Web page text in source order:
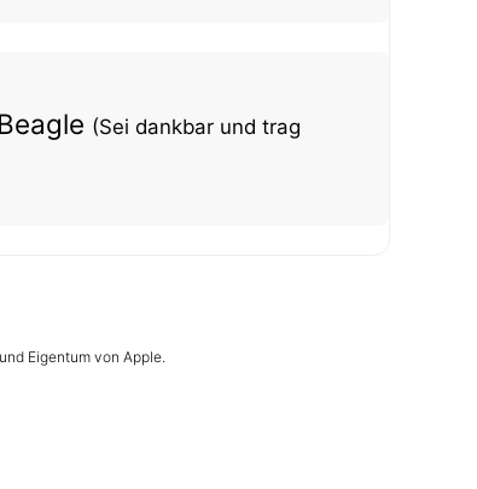
(Sei dankbar und trag
Eigentum von Apple.